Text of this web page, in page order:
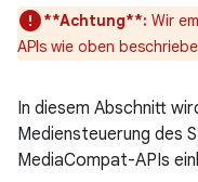
**Achtung**: Wir
APIs wie oben
In diesem Abschnitt
Mediensteuerung des
MediaCompat-APIs